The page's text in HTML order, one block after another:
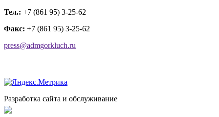
Тел.: +7 (861 95) 3-25-62
Факс: +7 (861 95) 3-25-62
press@admgorkluch.ru
Разработка сайта и обслуживание